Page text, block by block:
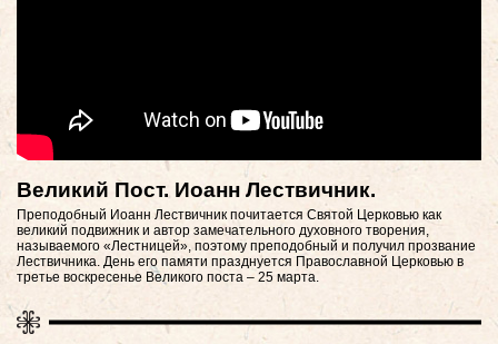
Великий Пост. Иоанн Лествичник.
Преподобный Иоанн Лествичник почитается Святой Церковью как
великий подвижник и автор замечательного духовного творения,
называемого «Лестницей», поэтому преподобный и получил прозвание
Лествичника. День его памяти празднуется Православной Церковью в
третье воскресенье Великого поста – 25 марта.